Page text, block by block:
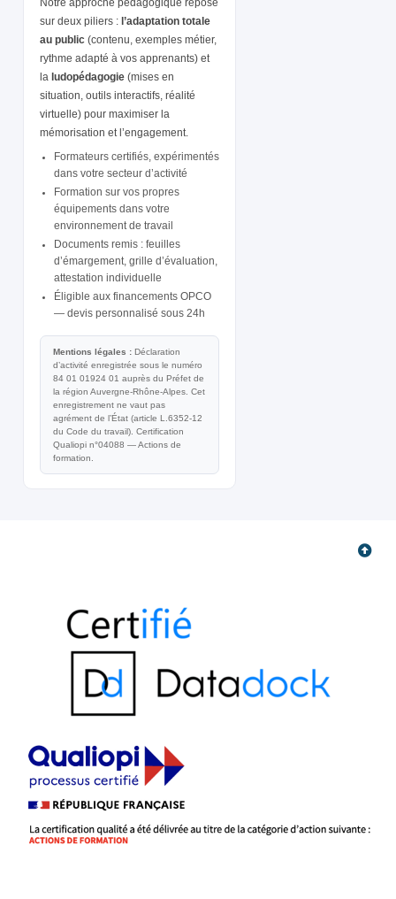
Notre approche pédagogique repose
sur deux piliers : l’adaptation totale
au public (contenu, exemples métier,
rythme adapté à vos apprenants) et
la ludopédagogie (mises en
situation, outils interactifs, réalité
virtuelle) pour maximiser la
mémorisation et l’engagement.
Formateurs certifiés, expérimentés
dans votre secteur d’activité
Formation sur vos propres
équipements dans votre
environnement de travail
Documents remis : feuilles
d’émargement, grille d’évaluation,
attestation individuelle
Éligible aux financements OPCO
— devis personnalisé sous 24h
Mentions légales : Déclaration
d’activité enregistrée sous le numéro
84 01 01924 01 auprès du Préfet de
la région Auvergne-Rhône-Alpes. Cet
enregistrement ne vaut pas
agrément de l’État (article L.6352-12
du Code du travail). Certification
Qualiopi n°04088 — Actions de
formation.